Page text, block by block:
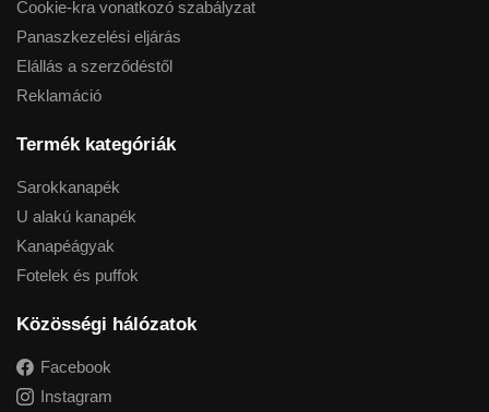
Cookie-kra vonatkozó szabályzat
Panaszkezelési eljárás
Elállás a szerződéstől
Reklamáció
Termék kategóriák
Sarokkanapék
U alakú kanapék
Kanapéágyak
Fotelek és puffok
Közösségi hálózatok
Facebook
Instagram